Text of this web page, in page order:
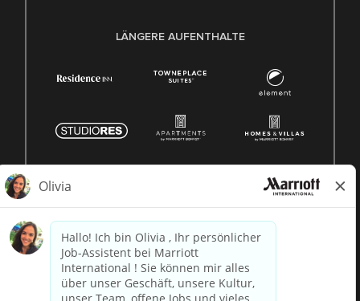
LÄNGERE AUFENTHALTE